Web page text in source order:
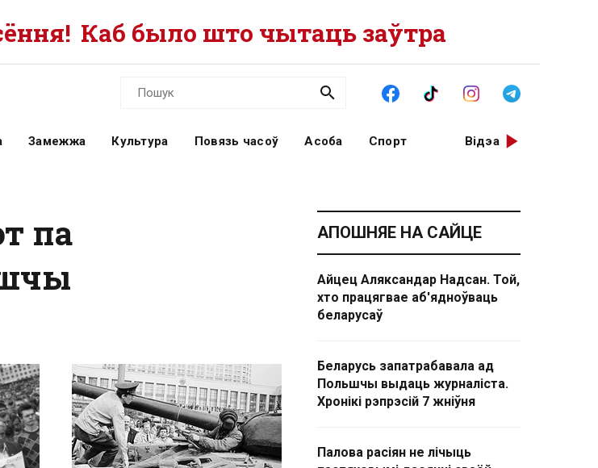
Каб было што чытаць заўтра
Замежжа Культура Повязь часоў Асоба Спорт Відэа
па
АПОШНЯЕ НА САЙЦЕ
Айцец Аляксандар Надсан. Той,
хто працягвае аб'ядноўваць
беларусаў
Беларусь запатрабавала ад
Польшчы выдаць журналіста.
Хронікі рэпрэсій 7 жніўня
Палова расіян не лічыць